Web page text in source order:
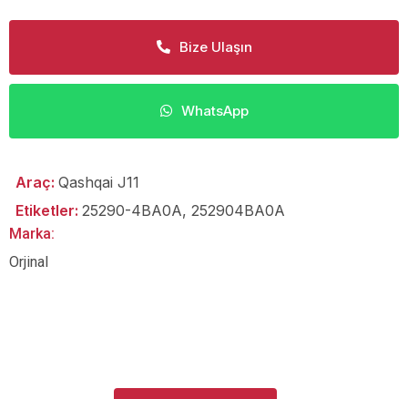
Bize Ulaşın
WhatsApp
Araç: Qashqai J11
Etiketler: 25290-4BA0A, 252904BA0A
Marka:
Orjinal